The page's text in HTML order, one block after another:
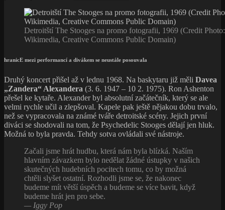
Detroitští The Stooges na promo fotografii, 1969 (Credit
Wikimedia, Creative Commons Public Domain)
hranicE mezi performancí a divákem se neustále posouvala
Druhý koncert přišel až v lednu 1968. Na baskytaru již měli Davea
„Zandera“ Alexandera (3. 6. 1947 – 10 2. 1975). Ron Ashenton
přešel ke kytaře. Alexander byl absolutní začátečník, který se ale
velmi rychle učil a zlepšoval. Kapele pak ještě nějakou dobu trvalo,
než se vypracovala na známé tváře detroitské scény. Jejich první
diváci se shodovali na tom, že Psychedelic Stooges dělají jen hluk.
Možná to byla pravda. Tehdy sotva ovládali své nástroje.
Začali jsme hrát hudbu, která nám byla blízká. Naším
hlavním závazkem bylo nedělat žádné ústupky v našich
skutečných hudebních pocitech tomu, co by možná
chtěli slyšet ostatní. Rozhodli jsme se, že nakonec
budeme mít větší úspěch a budeme se více bavit, když
budeme hrát jen pro sebe.
— Iggy Pop